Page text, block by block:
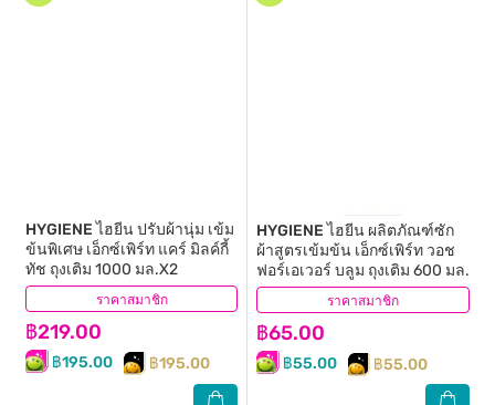
ราคาสมาชิก
HYGIENEไฮยีน ปรับผ้านุ่ม เข้ม
ข้นพิเศษ เอ็กซ์เพิร์ท แคร์ มิลค์กี้
ทัช ถุงเติม 1000 มล.X2
฿219.00
฿195.00 ฿195.00
(4) ราคาสมาชิก
HYGIENEไฮยีน ผลิตภัณฑ์ซัก
ผ้าสูตรเข้มข้น เอ็กซ์เพิร์ท วอช
ฟอร์เอเวอร์ บลูม ถุงเติม 600 มล.
฿65.00
฿55.00 ฿55.00
(14)